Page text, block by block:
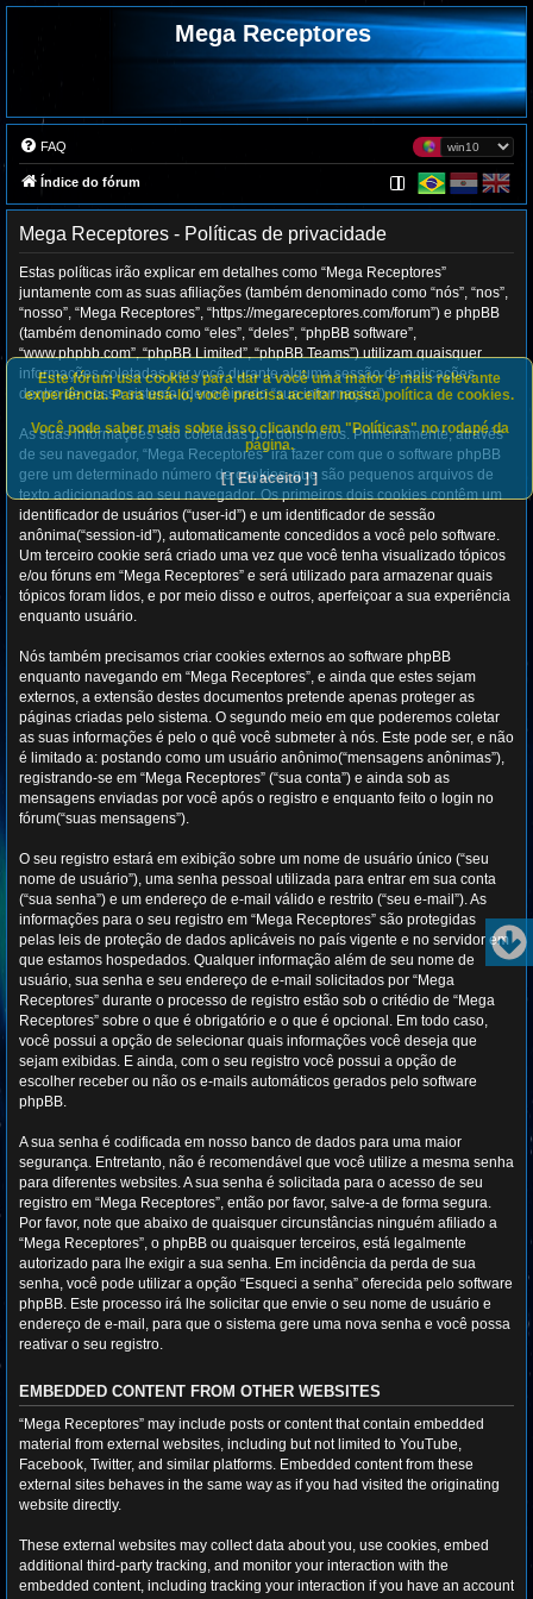
Mega Receptores
FAQ
Índice do fórum
Mega Receptores - Políticas de privacidade
Estas políticas irão explicar em detalhes como “Mega Receptores”
juntamente com as suas afiliações (também denominado como “nós”, “nos”,
“nosso”, “Mega Receptores”, “https://megareceptores.com/forum”) e phpBB
(também denominado como “eles”, “deles”, “phpBB software”,
“www.phpbb.com”, “phpBB Limited”, “phpBB Teams”) utilizam quaisquer
informações coletadas por você durante alguma sessão de aplicações
dentro de nosso sistema (denominado “sua informação”).
As suas informações são coletadas por dois meios. Primeiramente, através
de seu navegador, “Mega Receptores” irá fazer com que o software phpBB
gere um determinado número de cookies, que são pequenos arquivos de
texto adicionados ao seu navegador. Os primeiros dois cookies contêm um
identificador de usuários (“user-id”) e um identificador de sessão
anônima(“session-id”), automaticamente concedidos a você pelo software.
Um terceiro cookie será criado uma vez que você tenha visualizado tópicos
e/ou fóruns em “Mega Receptores” e será utilizado para armazenar quais
tópicos foram lidos, e por meio disso e outros, aperfeiçoar a sua experiência
enquanto usuário.
Nós também precisamos criar cookies externos ao software phpBB
enquanto navegando em “Mega Receptores”, e ainda que estes sejam
externos, a extensão destes documentos pretende apenas proteger as
páginas criadas pelo sistema. O segundo meio em que poderemos coletar
as suas informações é pelo o quê você submeter à nós. Este pode ser, e não
é limitado a: postando como um usuário anônimo(“mensagens anônimas”),
registrando-se em “Mega Receptores” (“sua conta”) e ainda sob as
mensagens enviadas por você após o registro e enquanto feito o login no
fórum(“suas mensagens”).
O seu registro estará em exibição sobre um nome de usuário único (“seu
nome de usuário”), uma senha pessoal utilizada para entrar em sua conta
(“sua senha”) e um endereço de e-mail válido e restrito (“seu e-mail”). As
informações para o seu registro em “Mega Receptores” são protegidas
pelas leis de proteção de dados aplicáveis no país vigente e no servidor em
que estamos hospedados. Qualquer informação além de seu nome de
usuário, sua senha e seu endereço de e-mail solicitados por “Mega
Receptores” durante o processo de registro estão sob o critédio de “Mega
Receptores” sobre o que é obrigatório e o que é opcional. Em todo caso,
você possui a opção de selecionar quais informações você deseja que
sejam exibidas. E ainda, com o seu registro você possui a opção de
escolher receber ou não os e-mails automáticos gerados pelo software
phpBB.
A sua senha é codificada em nosso banco de dados para uma maior
segurança. Entretanto, não é recomendável que você utilize a mesma senha
para diferentes websites. A sua senha é solicitada para o acesso de seu
registro em “Mega Receptores”, então por favor, salve-a de forma segura.
Por favor, note que abaixo de quaisquer circunstâncias ninguém afiliado a
“Mega Receptores”, o phpBB ou quaisquer terceiros, está legalmente
autorizado para lhe exigir a sua senha. Em incidência da perda de sua
senha, você pode utilizar a opção “Esqueci a senha” oferecida pelo software
phpBB. Este processo irá lhe solicitar que envie o seu nome de usuário e
endereço de e-mail, para que o sistema gere uma nova senha e você possa
reativar o seu registro.
EMBEDDED CONTENT FROM OTHER WEBSITES
“Mega Receptores” may include posts or content that contain embedded
material from external websites, including but not limited to YouTube,
Facebook, Twitter, and similar platforms. Embedded content from these
external sites behaves in the same way as if you had visited the originating
website directly.
These external websites may collect data about you, use cookies, embed
additional third-party tracking, and monitor your interaction with the
embedded content, including tracking your interaction if you have an account
Este fórum usa cookies para dar a você uma maior e mais relevante
experiência. Para usá-lo, você precisa aceitar nossa política de cookies.
Você pode saber mais sobre isso clicando em "Políticas" no rodapé da
página.
[ [ Eu aceito ] ]